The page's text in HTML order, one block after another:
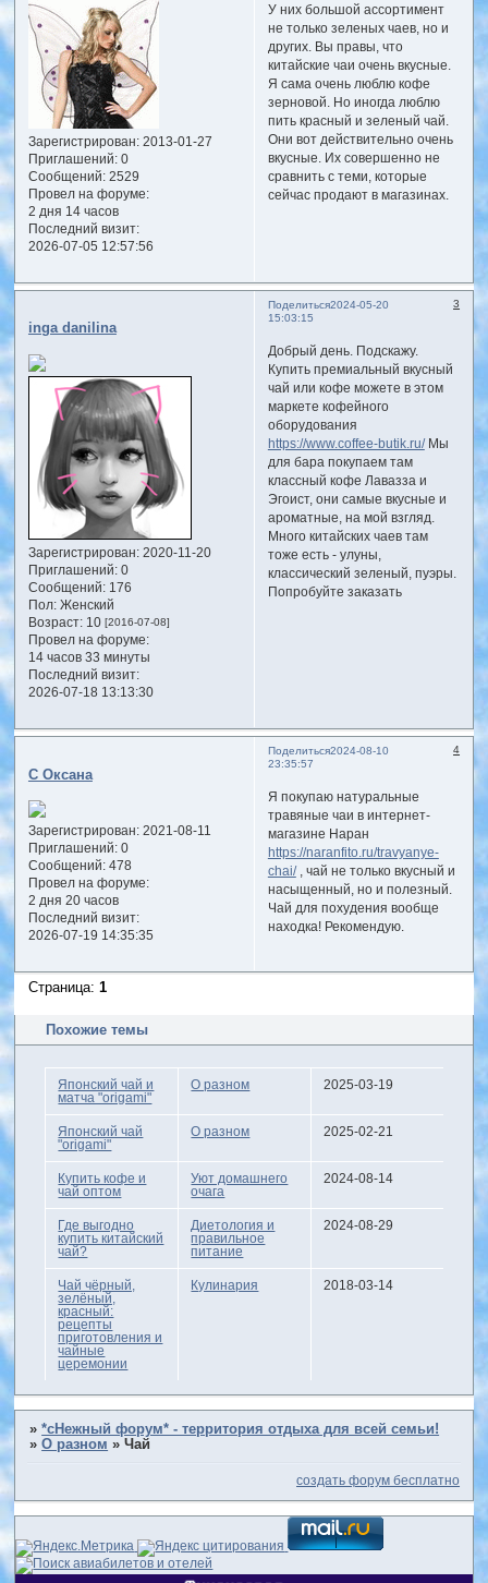
Зарегистрирован: 2013-01-27
Приглашений:0
Сообщений:2529
Провел на форуме:
2 дня 14 часов
Последний визит:
2026-07-05 12:57:56
У них большой ассортимент
не только зеленых чаев, но и
других. Вы правы, что
китайские чаи очень вкусные.
Я сама очень люблю кофе
зерновой. Но иногда люблю
пить красный и зеленый чай.
Они вот действительно очень
вкусные. Их совершенно не
сравнить с теми, которые
сейчас продают в магазинах.
Поделиться 3
2024-05-20
15:03:15
inga danilina
Зарегистрирован: 2020-11-20
Приглашений:0
Сообщений:176
Пол:Женский
Возраст:10 [2016-07-08]
Провел на форуме:
14 часов 33 минуты
Последний визит:
2026-07-18 13:13:30
Добрый день. Подскажу.
Купить премиальный вкусный
чай или кофе можете в этом
маркете кофейного
оборудования
https://www.coffee-butik.ru/Мы
для бара покупаем там
классный кофе Лавазза и
Эгоист, они самые вкусные и
ароматные, на мой взгляд.
Много китайских чаев там
тоже есть - улуны,
классический зеленый, пуэры.
Попробуйте заказать
Поделиться 4
2024-08-10
23:35:57
С Оксана
Зарегистрирован: 2021-08-11
Приглашений:0
Сообщений:478
Провел на форуме:
2 дня 20 часов
Последний визит:
2026-07-19 14:35:35
Я покупаю натуральные
травяные чаи в интернет-
магазине Наран
https://naranfito.ru/travyanye-
chai/, чай не только вкусный и
насыщенный, но и полезный.
Чай для похудения вообще
находка! Рекомендую.
Страница:1
Похожие темы
Японский чай и
матча "origami"
О разном 2025-03-19
Японский чай
"origami"
О разном 2025-02-21
Купить кофе и
чай оптом
Уют домашнего
очага
2024-08-14
Где выгодно
купить китайский
чай?
Диетология и
правильное
питание
2024-08-29
Чай чёрный,
зелёный,
красный:
рецепты
приготовления и
чайные
церемонии
Кулинария 2018-03-14
»*сНежный форум* - территория отдыха для всей семьи!
»О разном »Чай
создать форум бесплатно